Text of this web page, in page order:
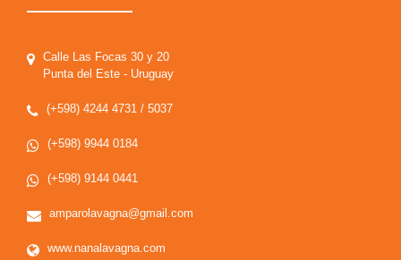
Calle Las Focas 30 y 20
Punta del Este - Uruguay
(+598) 4244 4731 / 5037
(+598) 9944 0184
(+598) 9144 0441
amparolavagna@gmail.com
www.nanalavagna.com